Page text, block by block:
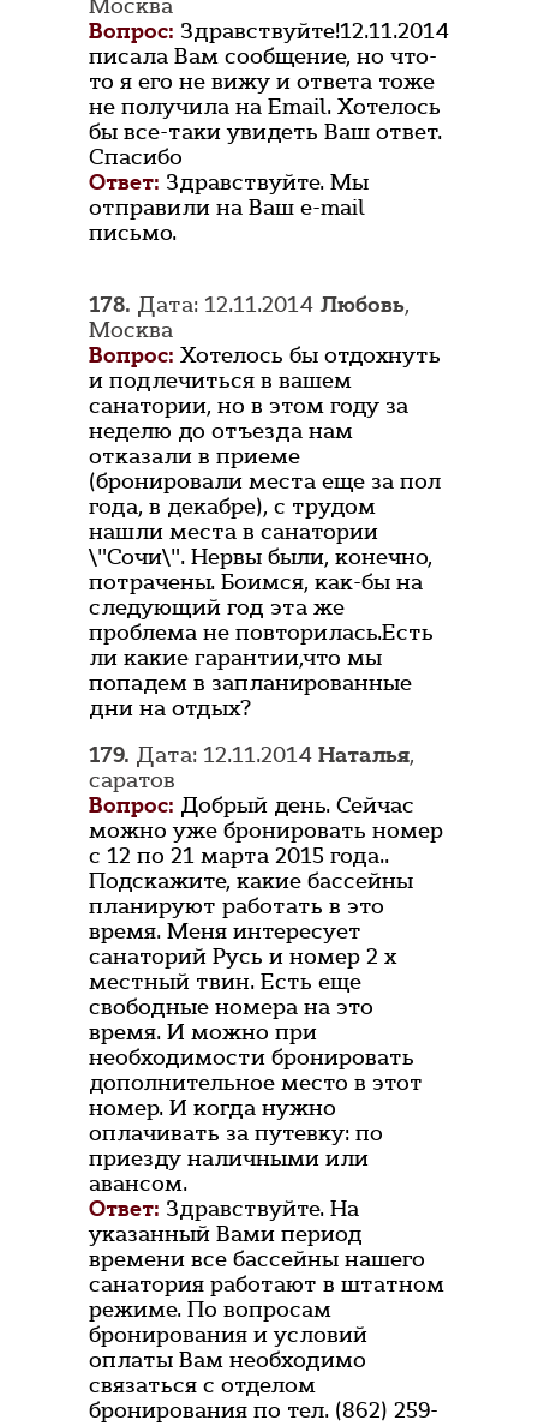
Москва
Вопрос: Здравствуйте!12.11.2014
писала Вам сообщение, но что-
то я его не вижу и ответа тоже
не получила на Email. Хотелось
бы все-таки увидеть Ваш ответ.
Спасибо
Ответ: Здравствуйте. Мы
отправили на Ваш e-mail
письмо.
178. Дата: 12.11.2014 Любовь,
Москва
Вопрос: Хотелось бы отдохнуть
и подлечиться в вашем
санатории, но в этом году за
неделю до отъезда нам
отказали в приеме
(бронировали места еще за пол
года, в декабре), с трудом
нашли места в санатории
\"Сочи\". Нервы были, конечно,
потрачены. Боимся, как-бы на
следующий год эта же
проблема не повторилась.Есть
ли какие гарантии,что мы
попадем в запланированные
дни на отдых?
179. Дата: 12.11.2014 Наталья,
саратов
Вопрос: Добрый день. Сейчас
можно уже бронировать номер
с 12 по 21 марта 2015 года..
Подскажите, какие бассейны
планируют работать в это
время. Меня интересует
санаторий Русь и номер 2 х
местный твин. Есть еще
свободные номера на это
время. И можно при
необходимости бронировать
дополнительное место в этот
номер. И когда нужно
оплачивать за путевку: по
приезду наличными или
авансом.
Ответ: Здравствуйте. На
указанный Вами период
времени все бассейны нашего
санатория работают в штатном
режиме. По вопросам
бронирования и условий
оплаты Вам необходимо
связаться с отделом
бронирования по тел. (862) 259-